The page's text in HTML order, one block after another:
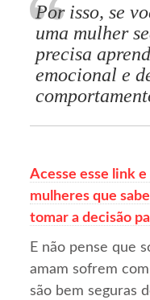
Por isso, se
uma mulher
precisa
emocional e
Acesse esse link
mulheres que
tomar a decisão
E não pense que
amam sofrem
são bem seguras